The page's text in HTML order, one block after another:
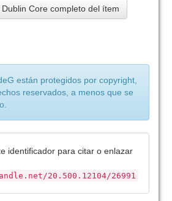
Core completo del ítem
están protegidos por copyright,
reservados, a menos que se
identificador para citar o enlazar
20.500.12104/26991